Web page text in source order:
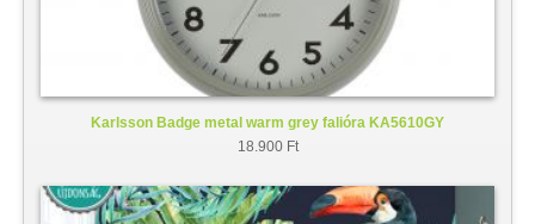
Karlsson Badge metal warm grey falióra KA5610GY
18.900 Ft